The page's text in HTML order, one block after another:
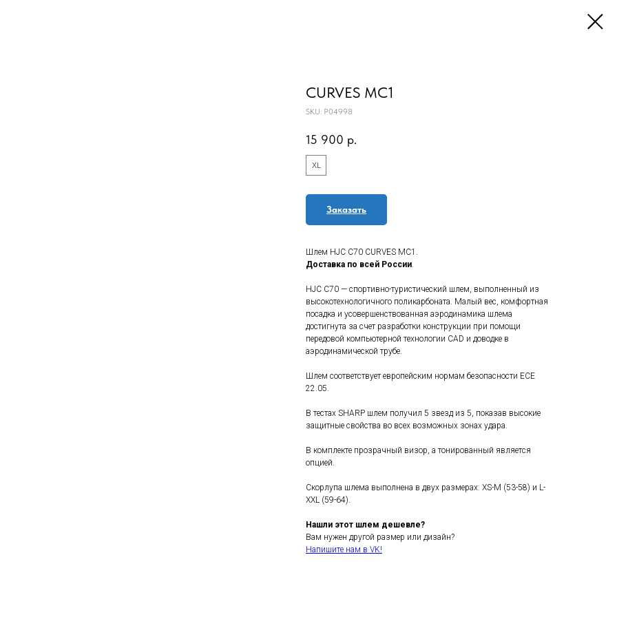
CURVES MC1
SKU: P04998
15 900 р.
XL
Заказать
Шлем HJC C70 CURVES MC1.
Доставка по всей России.
HJC C70 — спортивно-туристический шлем, выполненный из
высокотехнологичного поликарбоната. Малый вес, комфортная
посадка и усовершенствованная аэродинамика шлема
достигнута за счет разработки конструкции при помощи
передовой компьютерной технологии CAD и доводке в
аэродинамической трубе.
Шлем соответствует европейским нормам безопасности ECE
22.05.
В тестах SHARP шлем получил 5 звезд из 5, показав высокие
защитные свойства во всех возможных зонах удара.
В комплекте прозрачный визор, а тонированный является
опцией.
Скорлупа шлема выполнена в двух размерах: XS-M (53-58) и L-
XXL (59-64).
Нашли этот шлем дешевле?
Вам нужен другой размер или дизайн?
Напишите нам в VK!